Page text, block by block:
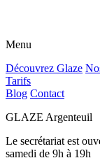
Menu
Découvrez Glaze
Tarifs
Blog Contact
GLAZE Argenteuil
Le secrétariat est
samedi de 9h à 19h